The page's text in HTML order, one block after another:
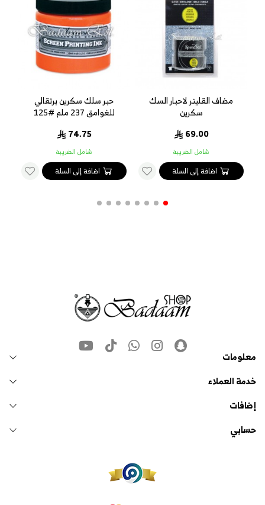
مضاف القليتر لاحبار السك
سكرين
69.00
شامل الضريبة
اضافة إلى السلة
حبر سلك سكرين برتقالي
للغوامق 237 ملم #125
74.75
شامل الضريبة
اضافة إلى السلة
معلومات
خدمة العملاء
إضافات
حسابي